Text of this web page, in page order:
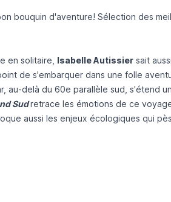
bouquin d'aventure! Sélection des
en solitaire, Isabelle Autissier sait
de s'embarquer dans une folle
au-delà du 60e parallèle sud, s'étend
Sudretrace les émotions de ce
aussi les enjeux écologiques qui